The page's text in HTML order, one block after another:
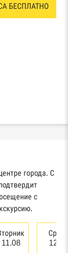
БЕСПЛАТНО
о
города. С
с
11.08
12.08